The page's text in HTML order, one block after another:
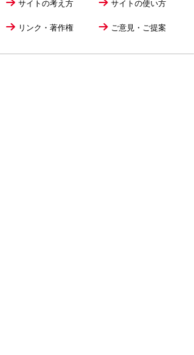
サイトの考え方 サイトの使い方
リンク・著作権 ご意見・ご提案